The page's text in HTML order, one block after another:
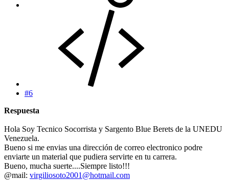
#6
Respuesta
Hola Soy Tecnico Socorrista y Sargento Blue Berets de la UNEDU
Venezuela.
Bueno si me envias una dirección de correo electronico podre
enviarte un material que pudiera servirte en tu carrera.
Bueno, mucha suerte....Siempre listo!!!
@mail: virgiliosoto2001@hotmail.com